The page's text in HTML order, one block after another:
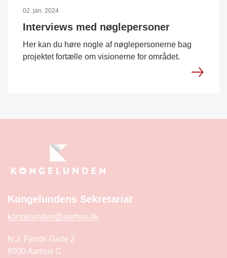
02. jan. 2024
Interviews med nøglepersoner
Her kan du høre nogle af nøglepersonerne bag
projektet fortælle om visionerne for området.
Kongelundens Sekretariat
kongelunden@aarhus.dk
N.J. Fjords Gade 2
8000 Aarhus C